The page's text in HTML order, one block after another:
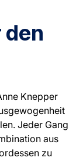
den
Knepper
Jeder Gang
aus
zu